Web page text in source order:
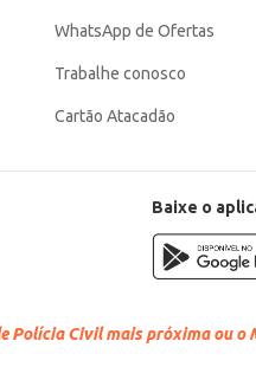
WhatsApp de Ofertas
Trabalhe conosco
Cartão Atacadão
Baixe o
Polícia Civil mais próxima ou